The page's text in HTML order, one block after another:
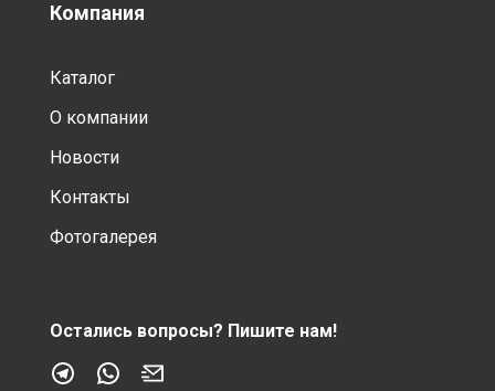
Компания
Каталог
О компании
Новости
Контакты
Фотогалерея
Остались вопросы? Пишите нам!